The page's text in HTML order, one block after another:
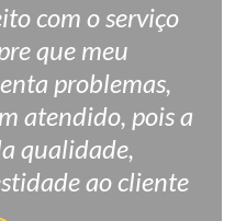
com o serviço
que meu
problemas,
atendido, pois a
qualidade,
ao cliente